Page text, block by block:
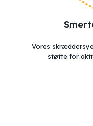
Vores
støtte for